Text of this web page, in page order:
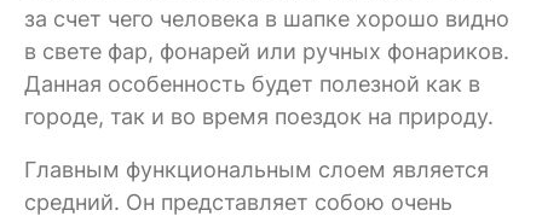
за счет чего человека в шапке хорошо видно
в свете фар, фонарей или ручных фонариков.
Данная особенность будет полезной как в
городе, так и во время поездок на природу.
Главным функциональным слоем является
средний. Он представляет собою очень